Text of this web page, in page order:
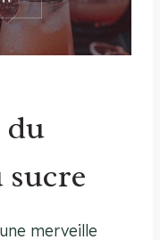
du
merveille